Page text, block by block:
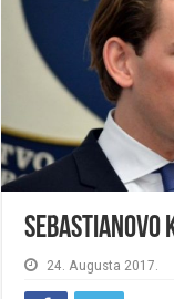
Sebastianovo
24. Augusta 2017.